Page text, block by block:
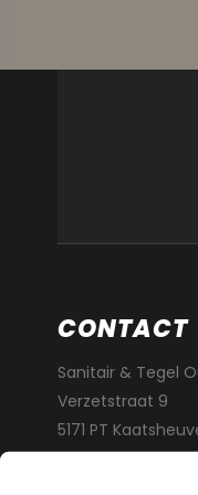
CONTACT
Sanitair & Tegel
Verzetstraat 9
5171 PT